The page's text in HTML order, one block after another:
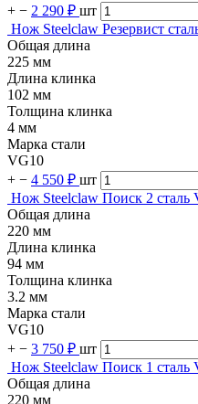
+ − 2 290 ₽ шт
Нож Steelclaw Резервист
Общая длина
225 мм
Длина клинка
102 мм
Толщина клинка
4 мм
Марка стали
VG10
+ − 4 550 ₽ шт
Нож Steelclaw Поиск 2 сталь
Общая длина
220 мм
Длина клинка
94 мм
Толщина клинка
3.2 мм
Марка стали
VG10
+ − 3 750 ₽ шт
Нож Steelclaw Поиск 1 сталь
Общая длина
220 мм